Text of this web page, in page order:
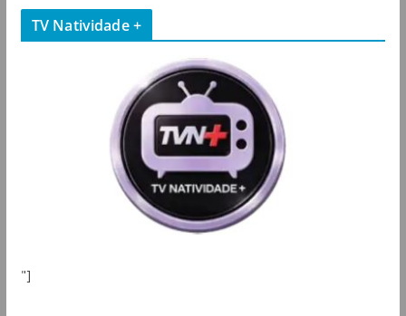
TV Natividade +
"]